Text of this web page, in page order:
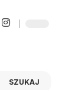
SZUKAJ